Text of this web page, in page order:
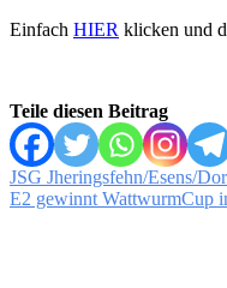
Einfach HIER klicken und
Teile diesen Beitrag
JSG Jheringsfehn/Esens/
E2 gewinnt WattwurmCup